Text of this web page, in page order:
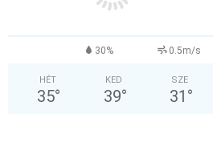
30% 0.5m/s
HÉT
35°
KED
39°
SZE
31 °